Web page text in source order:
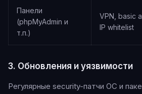
Панели
(phpMyAdmin и
т.п.)
VPN, basic
IP whitelist
3. Обновления и уязвимости
Регулярные security-патчи ОС и